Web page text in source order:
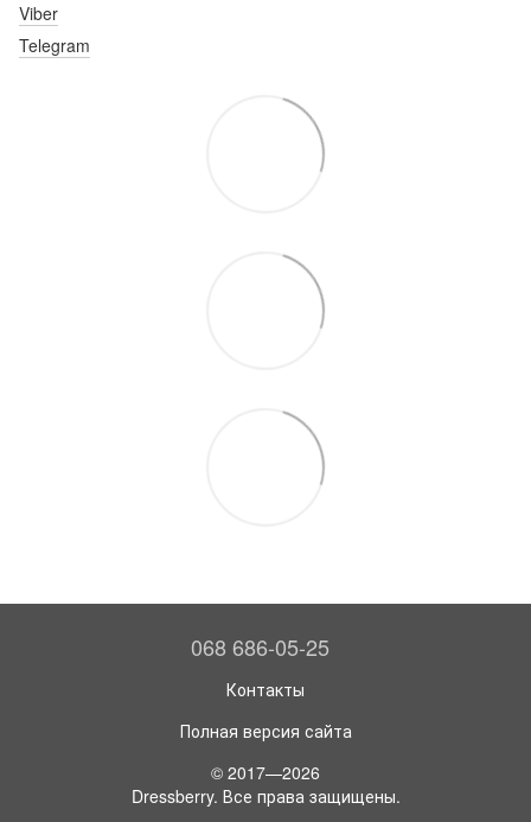
Viber
Telegram
068 686-05-25
Контакты
Полная версия сайта
© 2017—2026
Dressberry. Все права защищены.